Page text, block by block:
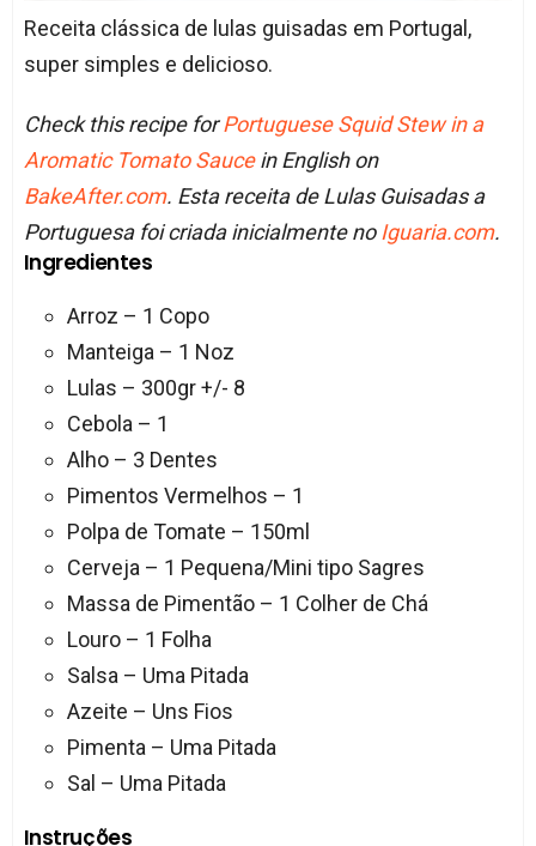
Receita clássica de lulas guisadas em Portugal,
super simples e delicioso.
Check this recipe forPortuguese Squid Stew in a
Aromatic Tomato Saucein English on
BakeAfter.com. Esta receita de Lulas Guisadas a
Portuguesa foi criada inicialmente no Iguaria.com.
Ingredientes
Arroz – 1 Copo
Manteiga – 1 Noz
Lulas – 300gr +/- 8
Cebola – 1
Alho – 3 Dentes
Pimentos Vermelhos – 1
Polpa de Tomate – 150ml
Cerveja – 1 Pequena/Mini tipo Sagres
Massa de Pimentão – 1 Colher de Chá
Louro – 1 Folha
Salsa – Uma Pitada
Azeite – Uns Fios
Pimenta – Uma Pitada
Sal – Uma Pitada
Instruções